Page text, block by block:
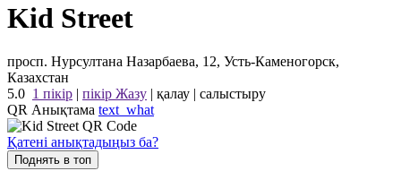
Kid Street
просп. Нурсултана Назарбаева, 12, Усть-Каменогорск,
Казахстан
5.0 1 пікір | пікір Жазу | қалау | салыстыру
QR Анықтама text_what
Қатені анықтадыңыз ба?
Поднять в топ